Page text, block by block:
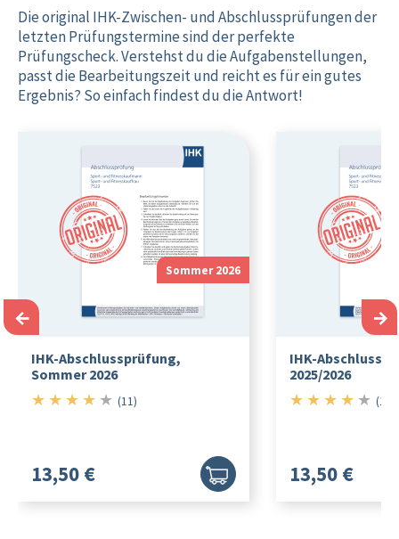
Die original IHK-Zwischen- und Abschlussprüfungen der
letzten Prüfungstermine sind der perfekte
Prüfungscheck. Verstehst du die Aufgabenstellungen,
passt die Bearbeitungszeit und reicht es für ein gutes
Ergebnis? So einfach findest du die Antwort!
Sommer 2026
IHK-Abschlussprüfung,
Sommer 2026
★ ★ ★ ★ ★ 4/5
(11)
13,50 €
IHK-
2025/2026
★ ★ ★ ★ ★ 4/5
(11)
13,50 €
← →